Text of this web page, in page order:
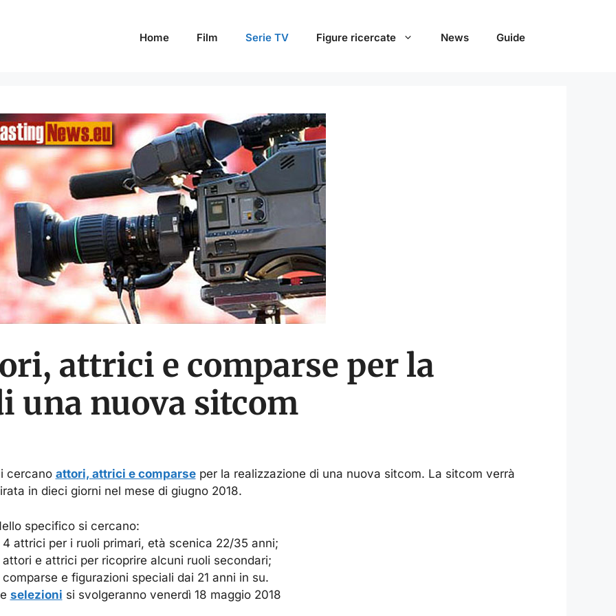
Home Film Serie TV Figure ricercate News Guide
attrici e comparse per la
una nuova sitcom
cercano attori, attrici e comparseper la realizzazione di una nuova sitcom. La sitcom verrà
in dieci giorni nel mese di giugno 2018.
specifico si cercano:
4 attrici per i ruoli primari, età scenica 22/35 anni;
attori e attrici per ricoprire alcuni ruoli secondari;
comparse e figurazioni speciali dai 21 anni in su.
selezioni si svolgeranno venerdì 18 maggio 2018